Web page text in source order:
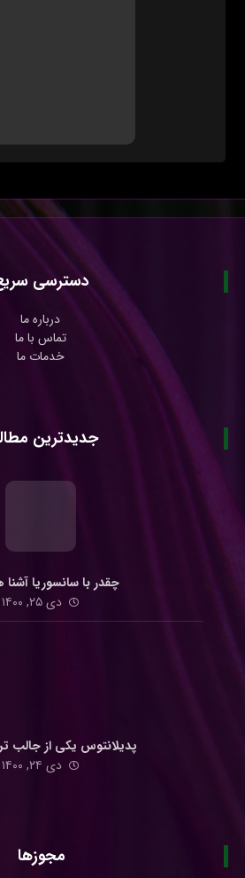
دسترسی
درباره ما
تماس با ما
خدمات ما
جدیدترین
چقدر با سانسوریا
دی ۲۵, ۱۴۰۰
پدیلانتوس یکی از جالب
دی ۲۴, ۱۴۰۰
مجوزها